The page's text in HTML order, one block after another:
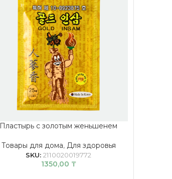
Пластырь с золотым женьшенем
Товары для дома, Для здоровья
SKU:2110020019772
1350,00 ₸